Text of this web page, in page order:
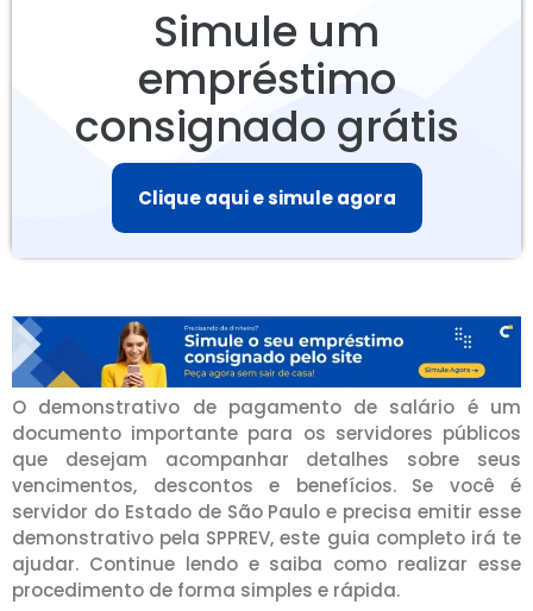
Simule um
empréstimo
consignado grátis
Clique aqui e simule agora
O demonstrativo de pagamento de salário é um
documento importante para os servidores públicos
que desejam acompanhar detalhes sobre seus
vencimentos, descontos e benefícios. Se você é
servidor do Estado de São Paulo e precisa emitir esse
demonstrativo pela SPPREV, este guia completo irá te
ajudar. Continue lendo e saiba como realizar esse
procedimento de forma simples e rápida.